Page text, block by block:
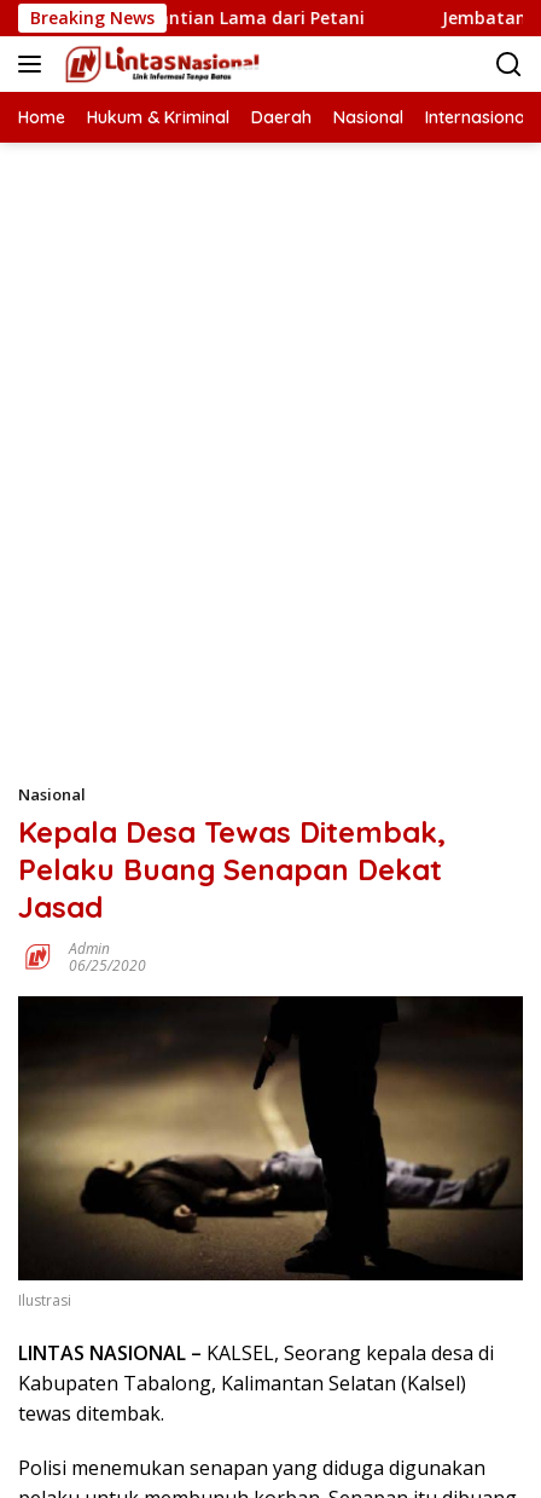
Langsung
ke
konten
Breaking News
Baru Penantian Lama dari Petani Jembatan Krueng
Home Hukum & Kriminal Daerah Nasional Internasional
Nasional
Kepala Desa Tewas Ditembak,
Pelaku Buang Senapan Dekat
Jasad
Admin
06/25/2020
Ilustrasi
LINTAS NASIONAL – KALSEL, Seorang kepala desa di
Kabupaten Tabalong, Kalimantan Selatan (Kalsel)
tewas ditembak.
Polisi menemukan senapan yang diduga digunakan